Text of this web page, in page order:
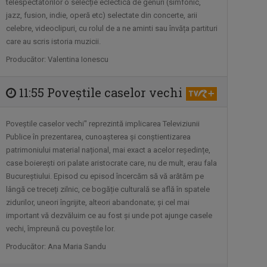
vrem ...
Este o emisiune de tip podcast, cu
„Actul 0” este o emisiune de televiziune
...
CULTART
Emisiunea „CULTart” le prezintă ...
De la literatură la muzică, de la ...
telespectatorilor o selecție eclectică de genuri (simfonic,
jazz, fusion, indie, operă etc) selectate din concerte, arii
celebre, videoclipuri, cu rolul de a ne aminti sau învăța partituri
care au scris istoria muzicii.​
Producător: Valentina Ionescu
11:55 Poveştile caselor vechi
Poveștile caselor vechi" reprezintă implicarea Televiziunii
Publice în prezentarea, cunoașterea și conștientizarea
patrimoniului material național, mai exact a acelor reședințe,
case boierești ori palate aristocrate care, nu de mult, erau fala
Bucureștiului. Episod cu episod încercăm să vă arătăm pe
lângă ce treceți zilnic, ce bogăție culturală se află în spatele
zidurilor, uneori îngrijite, alteori abandonate; și cel mai
important vă dezvăluim ce au fost și unde pot ajunge casele
vechi, împreună cu poveștile lor.
Producător: Ana Maria Sandu